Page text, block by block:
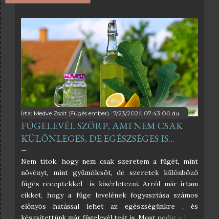
l
j
h
o
z
z
á
!
Írta: Medve Zsolt (Fügés ember) 7/23/2024 07:43:00 du.
FÜGELEVÉL SZÖRP, AMI NEM CSAK
KÜLÖNLEGES, DE EGÉSZSÉGES IS...
Nem titok, hogy nem csak szeretem a fügét, mint
növényt, mint gyümölcsöt, de szeretek különböző
fügés receptekkel is kísérletezni. Arról már írtam
cikket, hogy a füge levelének fogyasztása számos
előnyös hatással lehet az egészségünkre , és